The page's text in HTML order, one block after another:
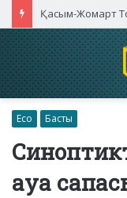
Eco Басты
ауа